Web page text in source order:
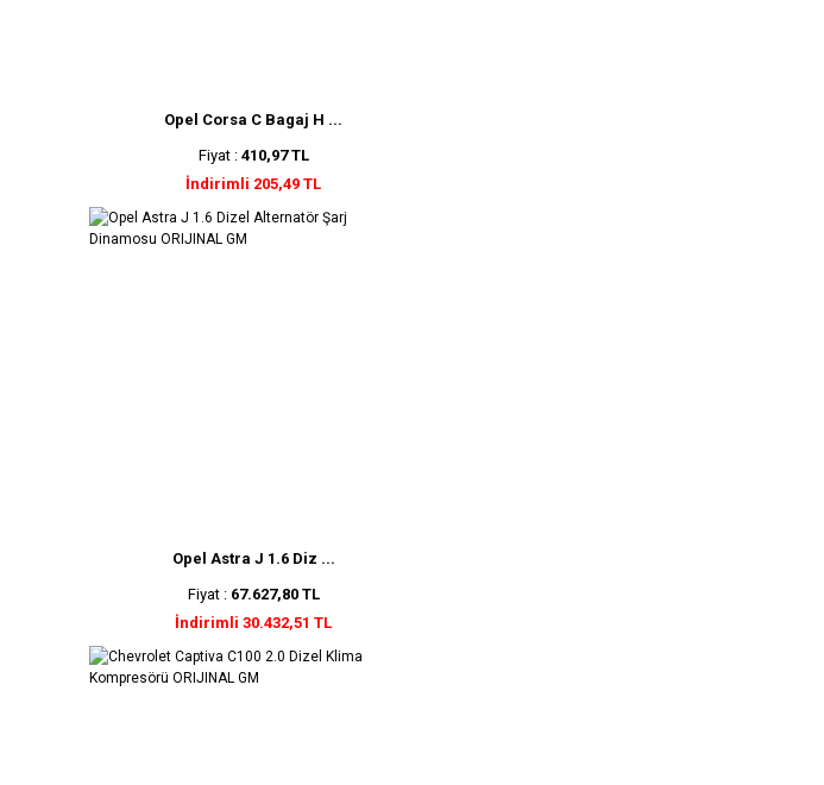
Opel Corsa C Bagaj H ...
Fiyat : 410,97 TL
İndirimli 205,49 TL
Opel Astra J 1.6 Diz ...
Fiyat : 67.627,80 TL
İndirimli 30.432,51 TL